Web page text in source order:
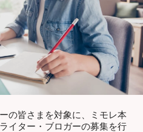
の皆さまを対象に、ミモレ本
イター・ブロガーの募集を行